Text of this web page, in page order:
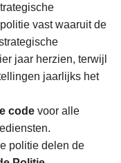
vast waaruit de
jaar herzien, terwijl
jaarlijks het
code voor alle
politie delen de